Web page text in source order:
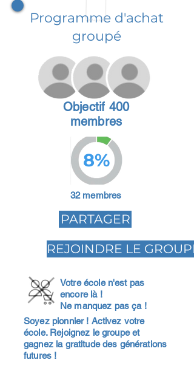
Programme d'achat
groupé
Objectif 400
membres
8%
32 membres
PARTAGER
REJOINDRE LE GROUPE
Votre école n'est pas
encore là !
Ne manquez pas ça !
Soyez pionnier ! Activez votre
école. Rejoignez le groupe et
gagnez la gratitude des générations
futures !